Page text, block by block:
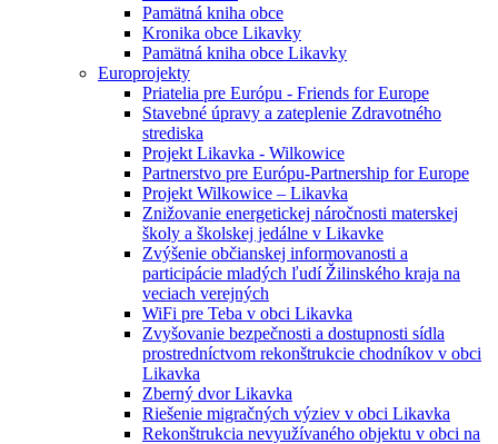
Pamätná kniha obce
Kronika obce Likavky
Pamätná kniha obce Likavky
Europrojekty
Priatelia pre Európu - Friends for Europe
Stavebné úpravy a zateplenie Zdravotného
strediska
Projekt Likavka - Wilkowice
Partnerstvo pre Európu-Partnership for Europe
Projekt Wilkowice – Likavka
Znižovanie energetickej náročnosti materskej
školy a školskej jedálne v Likavke
Zvýšenie občianskej informovanosti a
participácie mladých ľudí Žilinského kraja na
veciach verejných
WiFi pre Teba v obci Likavka
Zvyšovanie bezpečnosti a dostupnosti sídla
prostredníctvom rekonštrukcie chodníkov v obci
Likavka
Zberný dvor Likavka
Riešenie migračných výziev v obci Likavka
Rekonštrukcia nevyužívaného objektu v obci na